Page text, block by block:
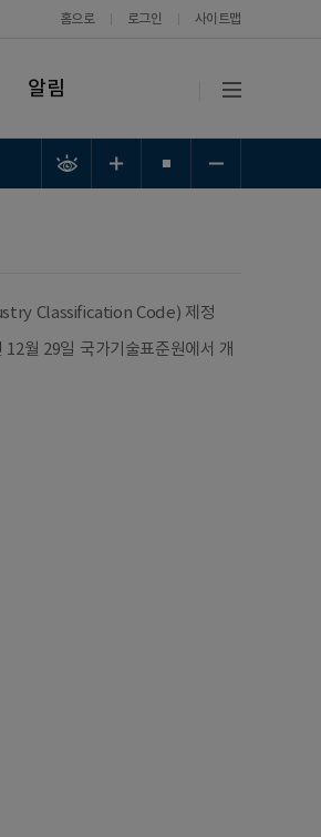
홈으로 로그인 사이트맵
알림
Classification Code) 제정
월 29일 국가기술표준원에서 개